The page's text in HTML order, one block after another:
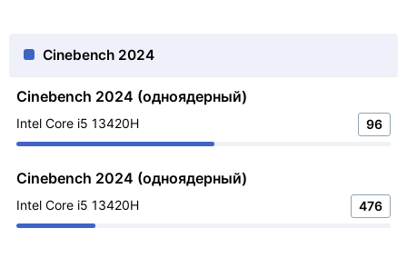
Cinebench 2024
Cinebench 2024 (одноядерный)
Intel Core i5 13420H 96
Cinebench 2024 (одноядерный)
Intel Core i5 13420H 476